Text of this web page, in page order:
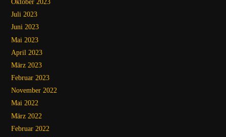
Oktober 2023
Juli 2023
Juni 2023
Mai 2023
April 2023
März 2023
Februar 2023
November 2022
Mai 2022
März 2022
Februar 2022